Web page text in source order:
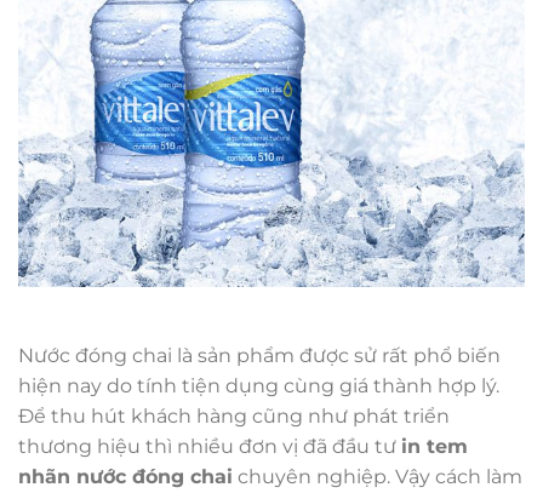
Nước đóng chai là sản phẩm được sử rất phổ biến
hiện nay do tính tiện dụng cùng giá thành hợp lý.
Để thu hút khách hàng cũng như phát triển
thương hiệu thì nhiều đơn vị đã đầu tư in tem
nhãn nước đóng chai chuyên nghiệp. Vậy cách làm